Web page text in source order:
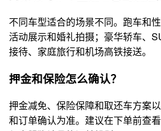
不同车型适合的场景不同。跑车和
活动展示和婚礼拍摄；豪华轿车、
接待、家庭旅行和机场高铁接送。
押金和保险怎么确认？
押金减免、保险保障和取还车方案
和订单确认为准。建议在下单前查